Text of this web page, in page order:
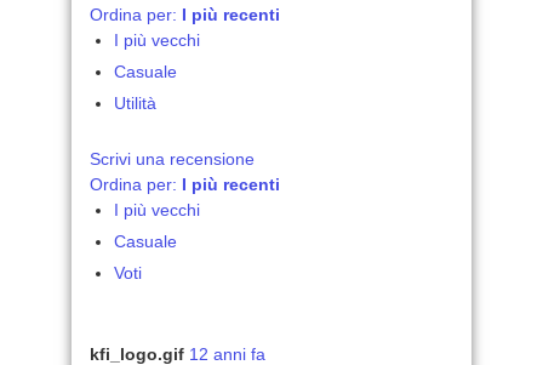
Ordina per: I più recenti
I più vecchi
Casuale
Utilità
Scrivi una recensione
Ordina per: I più recenti
I più vecchi
Casuale
Voti
kfi_logo.gif 12 anni fa